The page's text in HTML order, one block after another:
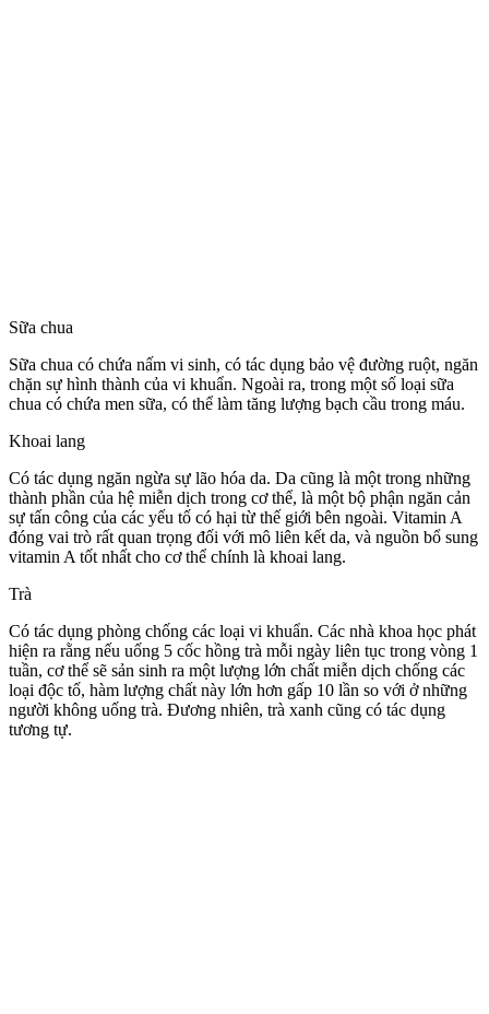
Sữa chua
Sữa chua có chứa nấm vi sinh, có tác dụng bảo vệ đường ruột, ngăn
chặn sự hình thành của vi khuẩn. Ngoài ra, trong một số loại sữa
chua có chứa men sữa, có thể làm tăng lượng bạch cầu trong máu.
Khoai lang
Có tác dụng ngăn ngừa sự lão hóa da. Da cũng là một trong những
thành phần của hệ miễn dịch trong c‌ơ th‌ể, là một bộ phận ngăn cản
sự tấn công của các yếu tố có hại từ thế giới bên ngoài. Vitamin A
đóng vai trò rất quan trọng đối với mô liên kết da, và nguồn bổ sung
vitamin A tốt nhất cho c‌ơ th‌ể chính là khoai lang.
Trà
Có tác dụng phòng chống các loại vi khuẩn. Các nhà khoa học phát
hiện ra rằng nếu uống 5 cốc hồng trà mỗi ngày liên tục trong vòng 1
tuần, c‌ơ th‌ể sẽ sản sinh ra một lượng lớn chất miễn dịch chống các
loại độc tố, hàm lượng chất này lớn hơn gấp 10 lần so với ở những
người không uống trà. Đương nhiên, trà xanh cũng có tác dụng
tương tự.